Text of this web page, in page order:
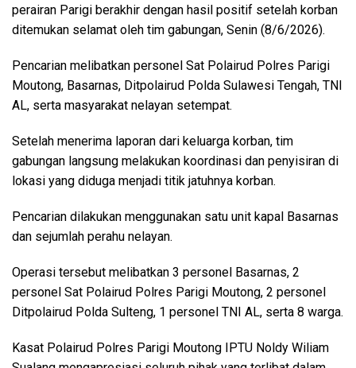
perairan Parigi berakhir dengan hasil positif setelah korban
ditemukan selamat oleh tim gabungan, Senin (8/6/2026).
Pencarian melibatkan personel Sat Polairud Polres Parigi
Moutong, Basarnas, Ditpolairud Polda Sulawesi Tengah, TNI
AL, serta masyarakat nelayan setempat.
Setelah menerima laporan dari keluarga korban, tim
gabungan langsung melakukan koordinasi dan penyisiran di
lokasi yang diduga menjadi titik jatuhnya korban.
Pencarian dilakukan menggunakan satu unit kapal Basarnas
dan sejumlah perahu nelayan.
Operasi tersebut melibatkan 3 personel Basarnas, 2
personel Sat Polairud Polres Parigi Moutong, 2 personel
Ditpolairud Polda Sulteng, 1 personel TNI AL, serta 8 warga.
Kasat Polairud Polres Parigi Moutong IPTU Noldy Wiliam